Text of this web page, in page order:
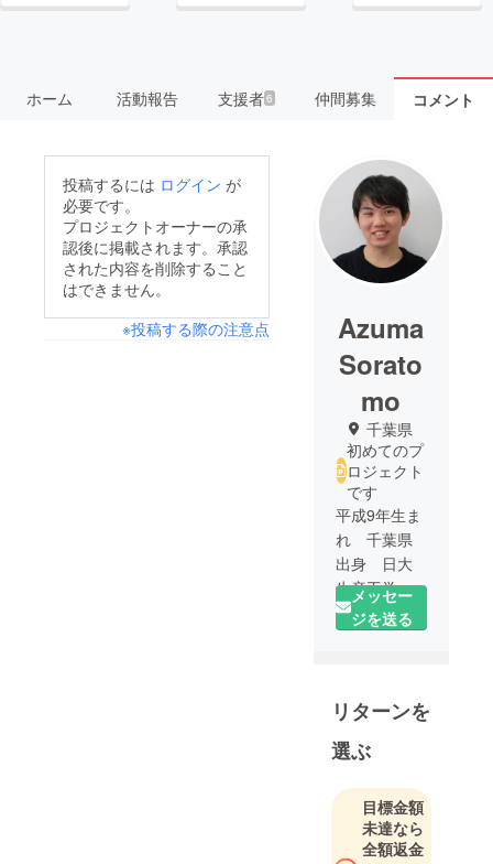
ホーム 活動報告 支援者6 仲間募集 コメント
投稿するには ログイン が
必要です。
プロジェクトオーナーの承
認後に掲載されます。承認
された内容を削除すること
はできません。
※投稿する際の注意点
Azuma
Sorato
mo
千葉県
初めてのプ
ロジェクト
です
平成9年生ま
れ 千葉県
出身 日大
生産工学部
土木工学
科 4年生の
音楽（邦
聴くこと、
程度）を見
ること、ス
ノーボード
メッセー
ジを送る
リターンを
選ぶ
目標金額
未達なら
全額返金